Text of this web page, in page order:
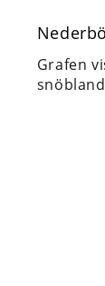
Grafen